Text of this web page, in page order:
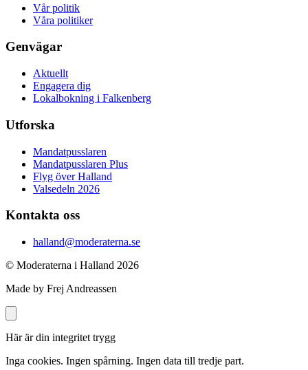
Vår politik
Våra politiker
Genvägar
Aktuellt
Engagera dig
Lokalbokning i Falkenberg
Utforska
Mandatpusslaren
Mandatpusslaren Plus
Flyg över Halland
Valsedeln 2026
Kontakta oss
halland@moderaterna.se
© Moderaterna i Halland 2026
Made by Frej Andreassen
Här är din integritet trygg
Inga cookies. Ingen spårning. Ingen data till tredje part.